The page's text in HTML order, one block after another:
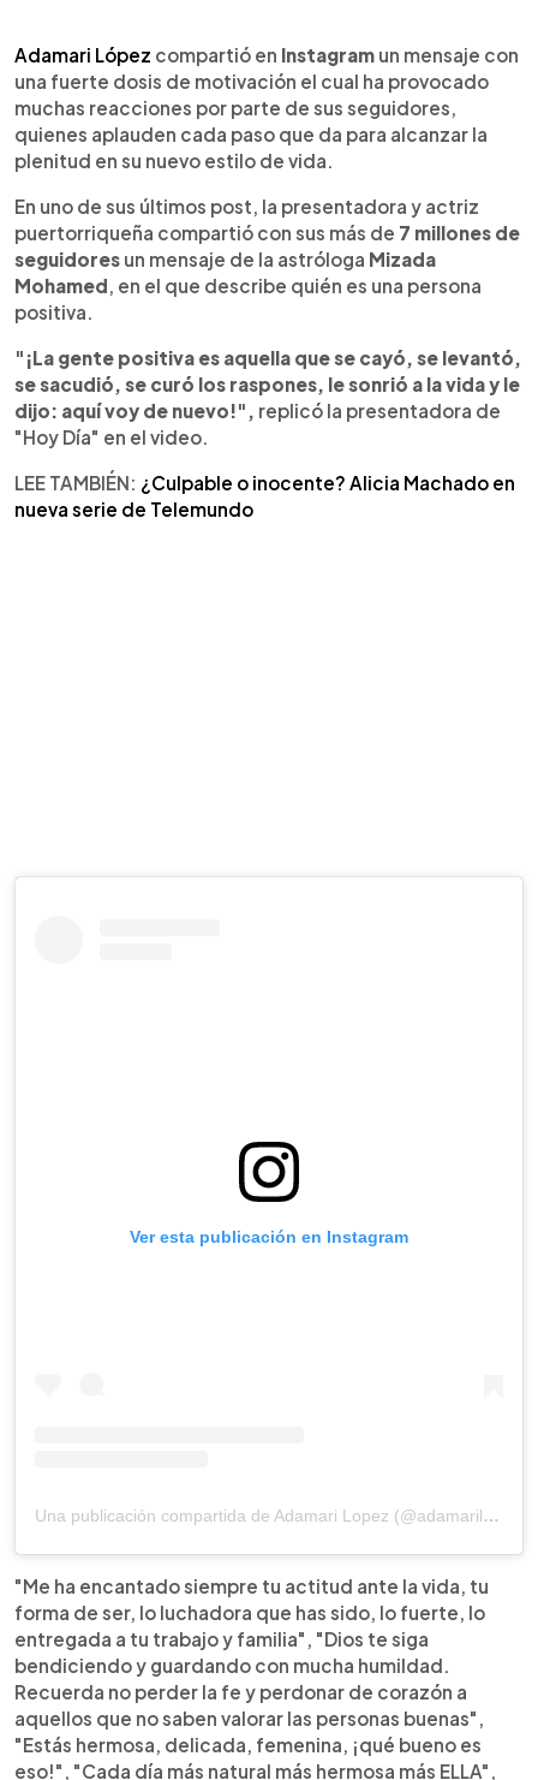
► Escuchar artículo
Adamari López compartió en Instagram un mensaje con
una fuerte dosis de motivación el cual ha provocado
muchas reacciones por parte de sus seguidores,
quienes aplauden cada paso que da para alcanzar la
plenitud en su nuevo estilo de vida.
En uno de sus últimos post, la presentadora y actriz
puertorriqueña compartió con sus más de 7 millones de
seguidores un mensaje de la astróloga Mizada
Mohamed, en el que describe quién es una persona
positiva.
"¡La gente positiva es aquella que se cayó, se levantó,
se sacudió, se curó los raspones, le sonrió a la vida y le
dijo: aquí voy de nuevo!", replicó la presentadora de
"Hoy Día" en el video.
LEE TAMBIÉN: ¿Culpable o inocente? Alicia Machado en
nueva serie de Telemundo
Ver esta publicación en Instagram
Una publicación compartida de Adamari Lopez (@adamarilopez)
"Me ha encantado siempre tu actitud ante la vida, tu
forma de ser, lo luchadora que has sido, lo fuerte, lo
entregada a tu trabajo y familia", "Dios te siga
bendiciendo y guardando con mucha humildad.
Recuerda no perder la fe y perdonar de corazón a
aquellos que no saben valorar las personas buenas",
"Estás hermosa, delicada, femenina, ¡qué bueno es
eso!", "Cada día más natural más hermosa más ELLA",